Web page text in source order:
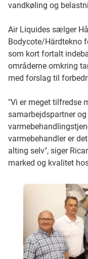
vandkøling og
Air Liquides sælger
Bodycote/Härdtekno
som kort fortalt
områderne omkring
med forslag til
"Vi er meget tilfredse
samarbejdspartner
varmebehandler er
alting selv", siger
marked og kvalitet